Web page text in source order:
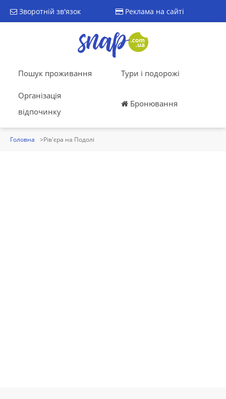
Зворотній зв'язок Реклама на сайті
Пошук проживання Тури і подорожі
Організація
відпочинку
Бронювання
Головна Рів'єра на Подолі